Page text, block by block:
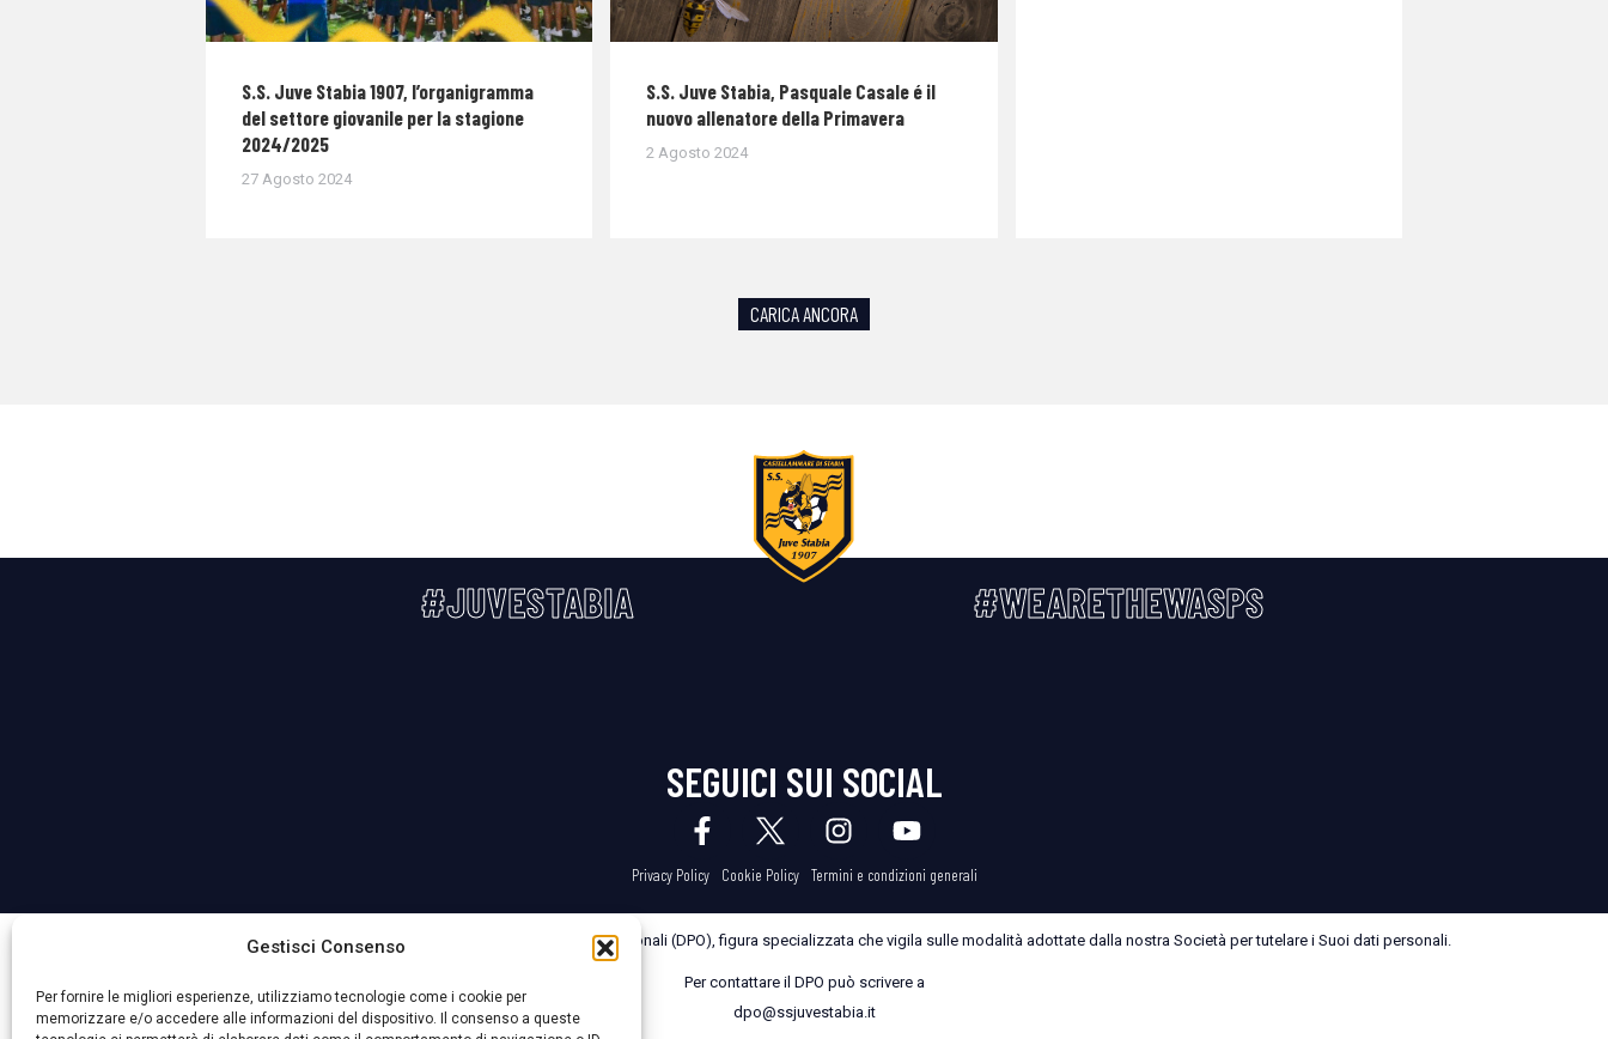
Gestisci Consenso
Per fornire le migliori esperienze, utilizziamo tecnologie come i cookie per
memorizzare e/o accedere alle informazioni del dispositivo. Il consenso a queste
S.S. Juve Stabia 1907, l’organigramma
del settore giovanile per la stagione
2024/2025
27 Agosto 2024
S.S. Juve Stabia, Pasquale Casale é il
nuovo allenatore della Primavera
2 Agosto 2024
CARICA ANCORA
#JUVESTABIA #WEARETHEWASPS
SEGUICI SUI SOCIAL
Privacy Policy Cookie Policy Termini e condizioni generali
La Società ha nominato il Responsabile della Protezione dei Dati Personali (DPO), figura specializzata che vigila sulle modalità adottate dalla nostra Società per tutelare i Suoi dati personali.
Per contattare il DPO può scrivere a
dpo@ssjuvestabia.it